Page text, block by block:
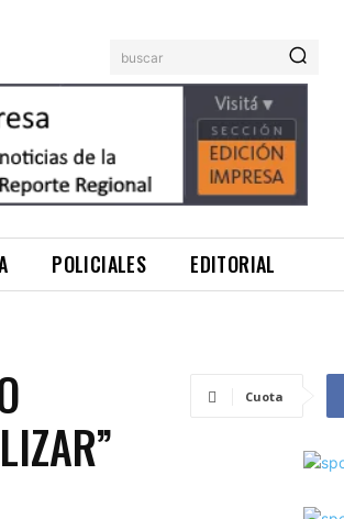
buscar
POLICIALES EDITORIAL
Cuota